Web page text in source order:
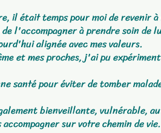
il était temps pour moi de revenir à
l'accompagner à prendre soin de
alignée avec mes valeurs.
et mes proches, j'ai pu
santé pour éviter de tomber
bienveillante, vulnérable,
sur votre chemin de vie.